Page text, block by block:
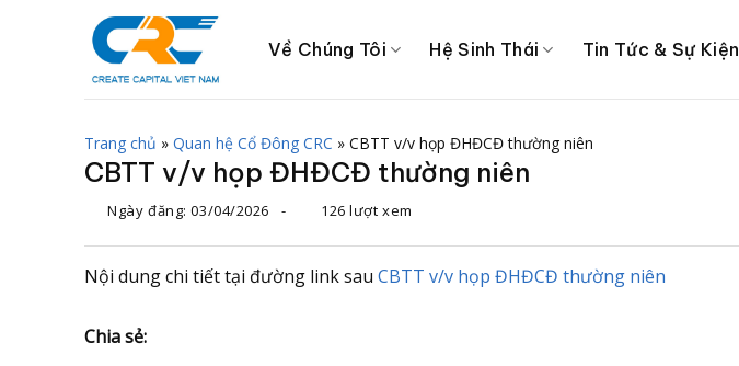
Về Chúng Tôi Hệ Sinh Thái Tin Tức & Sự Kiện
Trang chủ » Quan hệ Cổ Đông CRC » CBTT v/v họp ĐHĐCĐ thường niên
CBTT v/v họp ĐHĐCĐ thường niên
Ngày đăng:03/04/2026 - 126 lượt xem
Nội dung chi tiết tại đường link sau CBTT v/v họp ĐHĐCĐ thường niên
Chia sẻ: